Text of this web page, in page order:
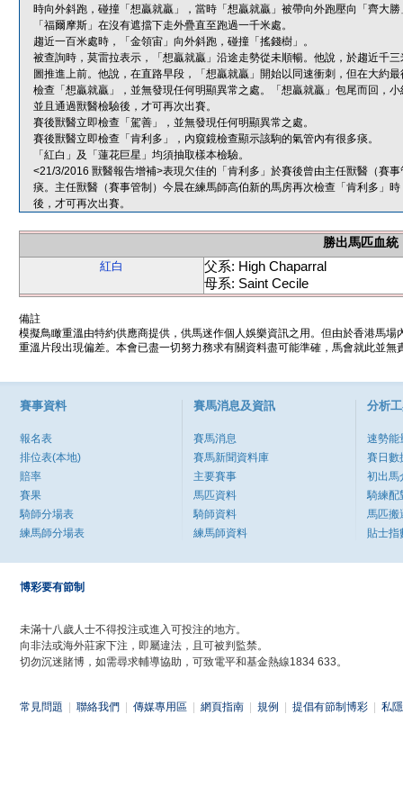
時向外斜跑，碰撞「想贏就贏」，當時「想贏就贏」被帶向外跑壓向「齊大
「福爾摩斯」在沒有遮擋下走外疊直至跑過一千米處。
趨近一百米處時，「金領宙」向外斜跑，碰撞「搖錢樹」。
被查詢時，莫雷拉表示，「想贏就贏」沿途走勢從未順暢。他說，於趨近千
圖推進上前。他說，在直路早段，「想贏就贏」開始以同速衝刺，但在大約
檢查「想贏就贏」，並無發現任何明顯異常之處。「想贏就贏」包尾而回，
並且通過獸醫檢驗後，才可再次出賽。
賽後獸醫立即檢查「駕善」，並無發現任何明顯異常之處。
賽後獸醫立即檢查「肯利多」，內窺鏡檢查顯示該駒的氣管內有很多痰。
「紅白」及「蓮花巨星」均須抽取樣本檢驗。
<21/3/2016 獸醫報告增補>表現欠佳的「肯利多」於賽後曾由主任獸醫（賽
痰。主任獸醫（賽事管制）今晨在練馬師高伯新的馬房再次檢查「肯利多」
後，才可再次出賽。
勝出馬匹血統
紅白
父系: High Chaparral
母系: Saint Cecile
備註
模擬鳥瞰重溫由特約供應商提供，供馬迷作個人娛樂資訊之用。但由於香港馬
重溫片段出現偏差。本會已盡一切努力務求有關資料盡可能準確，馬會就此並
賽事資料
報名表
排位表(本地)
賠率
賽果
騎師分場表
練馬師分場表
賽馬消息及資訊
賽馬消息
賽馬新聞資料庫
主要賽事
馬匹資料
騎師資料
練馬師資料
分析
速勢能
賽日數
初出馬
騎練配
馬匹搬
貼士指
博彩要有節制
未滿十八歲人士不得投注或進入可投注的地方。
向非法或海外莊家下注，即屬違法，且可被判監禁。
切勿沉迷賭博，如需尋求輔導協助，可致電平和基金熱線1834 633。
常見問題 聯絡我們 傳媒專用區 網頁指南 規例 提倡有節制博彩 私